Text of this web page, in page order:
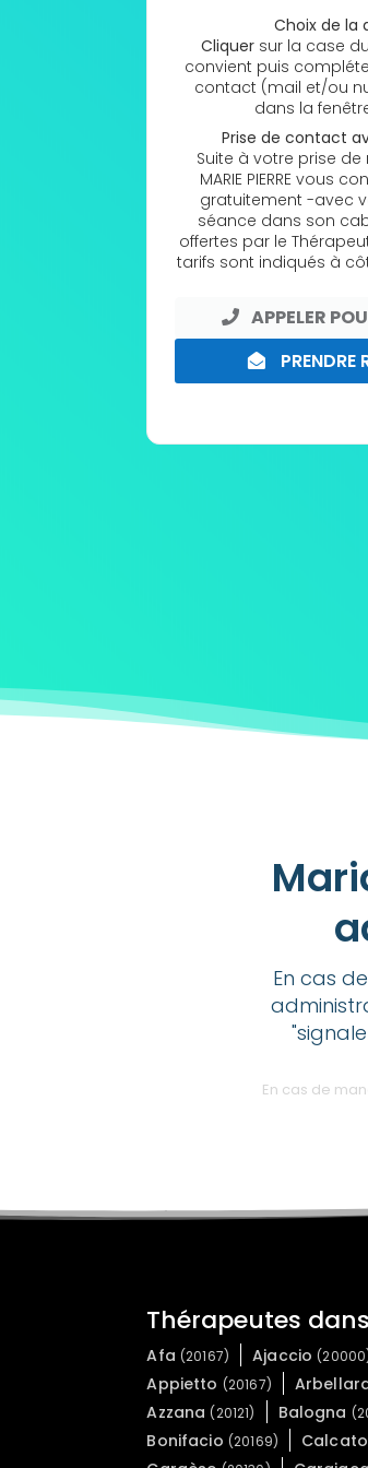
Choix de la
Cliquersur la case
convient puis
contact (mail et/ou
dans la
Prise de contact
Suite à votre prise
MARIE PIERRE vous
gratuitement -avec
séance dans son
offertes par le
tarifs sont indiqués à
APPELER
PRENDRE
En cas
En cas de
Thérapeutes
Afa (20167) Ajaccio
Appietto (20167)
Azzana (20121) Balogna
Bonifacio (20169)